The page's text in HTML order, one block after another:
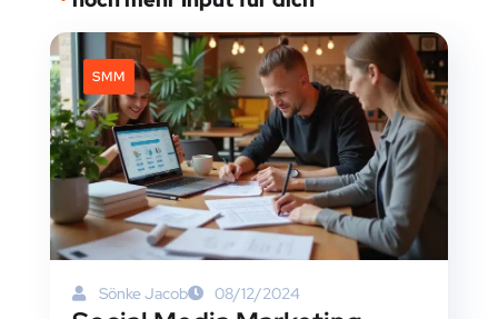
SMM
Sönke Jacob 08/12/2024